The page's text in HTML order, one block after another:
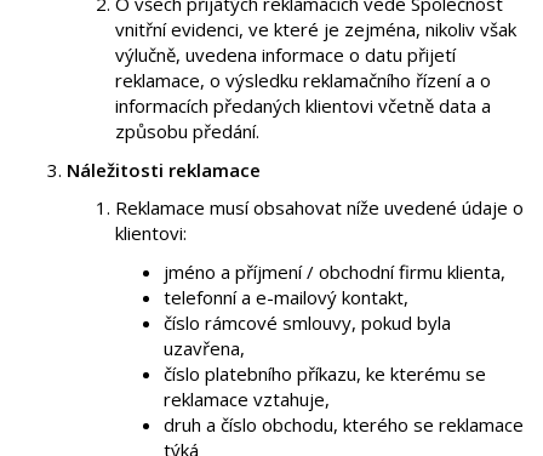
vnitřní evidenci, ve které je zejména, nikoliv však
výlučně, uvedena informace o datu přijetí
reklamace, o výsledku reklamačního řízení a o
informacích předaných klientovi včetně data a
způsobu předání.
Náležitosti reklamace
Reklamace musí obsahovat níže uvedené údaje o
klientovi:
jméno a příjmení / obchodní firmu klienta,
telefonní a e-mailový kontakt,
číslo rámcové smlouvy, pokud byla
uzavřena,
číslo platebního příkazu, ke kterému se
reklamace vztahuje,
druh a číslo obchodu, kterého se reklamace
týká